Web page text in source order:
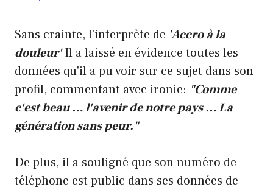
Sans crainte, l'interprète de 'Accro à la
douleur'Il a laissé en évidence toutes les
données qu'il a pu voir sur ce sujet dans son
profil, commentant avec ironie: "Comme
c'est beau … l'avenir de notre pays … La
génération sans peur."
De plus, il a souligné que son numéro de
téléphone est public dans ses données de